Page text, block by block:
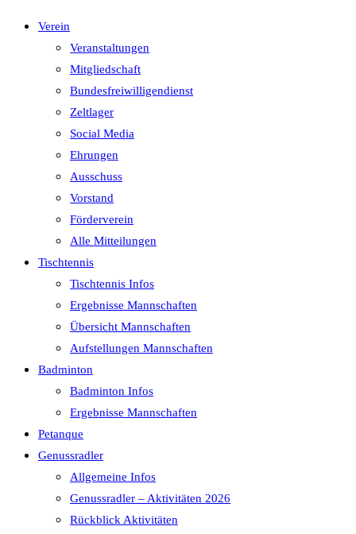
Verein
Veranstaltungen
Mitgliedschaft
Bundesfreiwilligendienst
Zeltlager
Social Media
Ehrungen
Ausschuss
Vorstand
Förderverein
Alle Mitteilungen
Tischtennis
Tischtennis Infos
Ergebnisse Mannschaften
Übersicht Mannschaften
Aufstellungen Mannschaften
Badminton
Badminton Infos
Ergebnisse Mannschaften
Petanque
Genussradler
Allgemeine Infos
Genussradler – Aktivitäten 2026
Rückblick Aktivitäten